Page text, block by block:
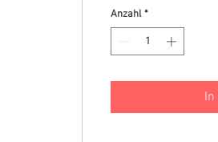
Anzahl *
In